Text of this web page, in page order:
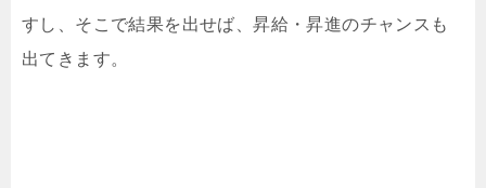
すし、そこで結果を出せば、昇給・昇進のチャンスも
出てきます。